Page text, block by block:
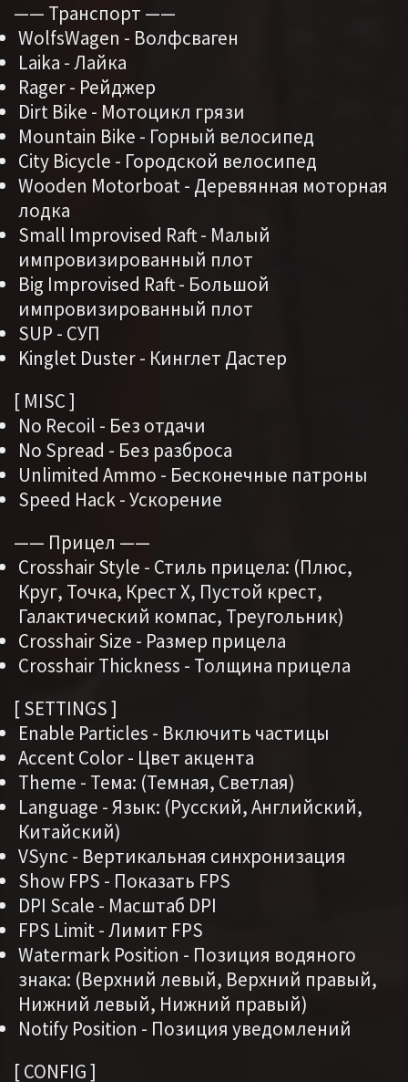
—— Транспорт ——
WolfsWagen - Волфсваген
Laika - Лайка
Rager - Рейджер
Dirt Bike - Мотоцикл грязи
Mountain Bike - Горный велосипед
City Bicycle - Городской велосипед
Wooden Motorboat - Деревянная моторная
лодка
Small Improvised Raft - Малый
импровизированный плот
Big Improvised Raft - Большой
импровизированный плот
SUP - СУП
Kinglet Duster - Кинглет Дастер
[ MISC ]
No Recoil - Без отдачи
No Spread - Без разброса
Unlimited Ammo - Бесконечные патроны
Speed Hack - Ускорение
—— Прицел ——
Crosshair Style - Стиль прицела: (Плюс,
Круг, Точка, Крест X, Пустой крест,
Галактический компас, Треугольник)
Crosshair Size - Размер прицела
Crosshair Thickness - Толщина прицела
[ SETTINGS ]
Enable Particles - Включить частицы
Accent Color - Цвет акцента
Theme - Тема: (Темная, Светлая)
Language - Язык: (Русский, Английский,
Китайский)
VSync - Вертикальная синхронизация
Show FPS - Показать FPS
DPI Scale - Масштаб DPI
FPS Limit - Лимит FPS
Watermark Position - Позиция водяного
знака: (Верхний левый, Верхний правый,
Нижний левый, Нижний правый)
Notify Position - Позиция уведомлений
[ CONFIG ]